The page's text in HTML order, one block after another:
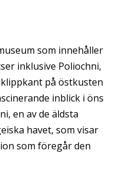
som innehåller
inklusive Poliochni,
på östkusten
inblick i öns
en av de äldsta
havet, som visar
som föregår den